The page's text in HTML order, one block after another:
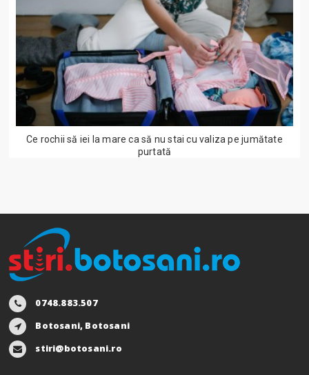
Ce rochii să iei la mare ca să nu stai cu valiza pe jumătate
purtată
0748.883.507
Botosani, Botosani
stiri@botosani.ro